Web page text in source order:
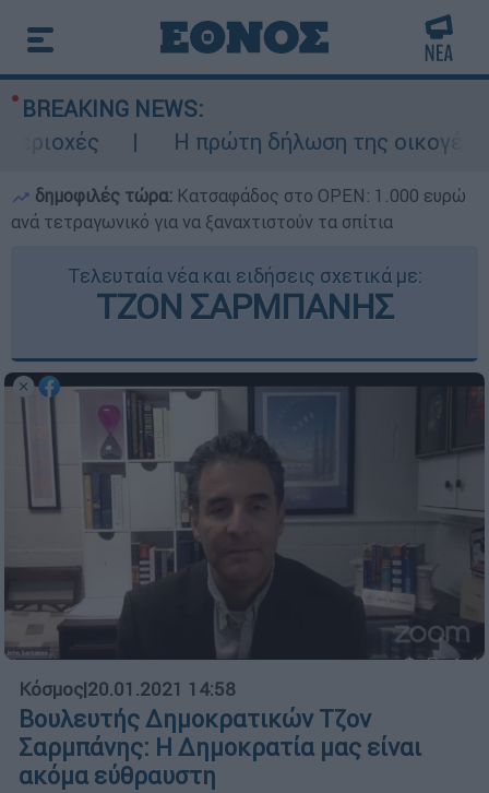
BREAKING NEWS:
Η πρώτη δήλωση της οικογένειας
δημοφιλές τώρα: Κατσαφάδος στο OPEN: 1.000 ευρώ
ανά τετραγωνικό για να ξαναχτιστούν τα σπίτια
Τελευταία νέα και ειδήσεις σχετικά με:
ΤΖΟΝ ΣΑΡΜΠΑΝΗΣ
Κόσμος|20.01.2021 14:58
Βουλευτής Δημοκρατικών Τζον
Σαρμπάνης: Η Δημοκρατία μας είναι
ακόμα εύθραυστη